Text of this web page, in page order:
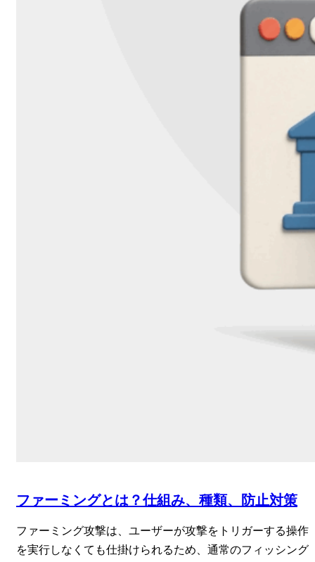
ファーミングとは？仕組み、種類、防止対策
ファーミング攻撃は、ユーザーが攻撃をトリガーする操作
を実行しなくても仕掛けられるため、通常のフィッシング